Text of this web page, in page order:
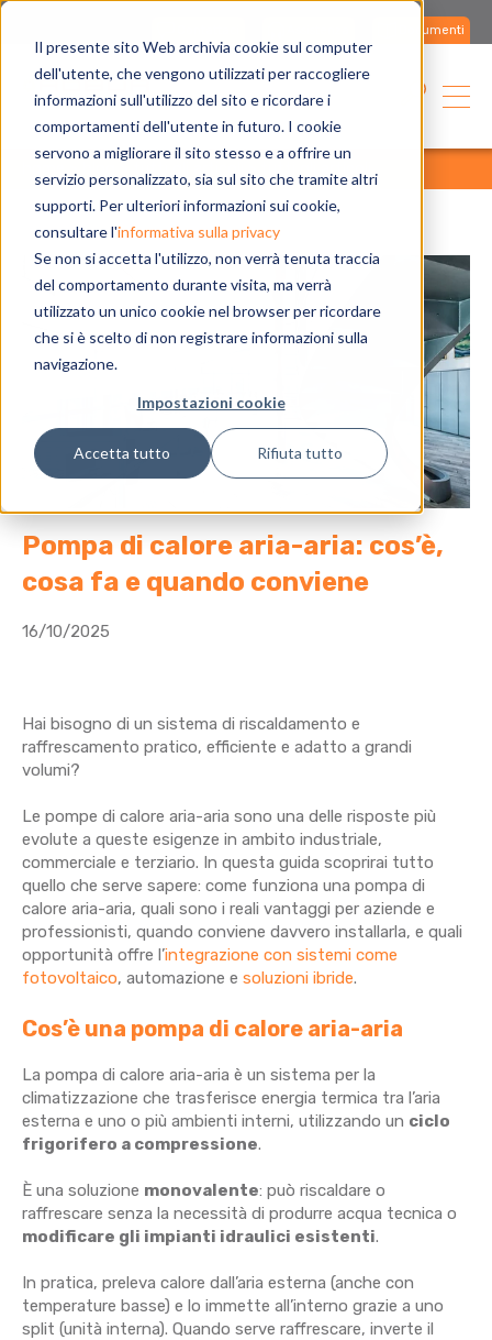
Il presente sito Web archivia cookie sul computer
dell'utente, che vengono utilizzati per raccogliere
informazioni sull'utilizzo del sito e ricordare i
comportamenti dell'utente in futuro. I cookie
servono a migliorare il sito stesso e a offrire un
servizio personalizzato, sia sul sito che tramite altri
supporti. Per ulteriori informazioni sui cookie,
consultare l'informativa sulla privacy
Se non si accetta l'utilizzo, non verrà tenuta traccia
del comportamento durante visita, ma verrà
utilizzato un unico cookie nel browser per ricordare
che si è scelto di non registrare informazioni sulla
navigazione.
Impostazioni cookie
Accetta tutto Rifiuta tutto
Documenti
Pompa di calore aria-aria: cos’è,
cosa fa e quando conviene
16/10/2025
Hai bisogno di un sistema di riscaldamento e
raffrescamento pratico, efficiente e adatto a grandi
volumi?
Le pompe di calore aria-aria sono una delle risposte più
evolute a queste esigenze in ambito industriale,
commerciale e terziario. In questa guida scoprirai tutto
quello che serve sapere: come funziona una pompa di
calore aria-aria, quali sono i reali vantaggi per aziende e
professionisti, quando conviene davvero installarla, e quali
opportunità offre l’integrazione con sistemi come
fotovoltaico, automazione e soluzioni ibride.
Cos’è una pompa di calore aria-aria
La pompa di calore aria-aria è un sistema per la
climatizzazione che trasferisce energia termica tra l’aria
esterna e uno o più ambienti interni, utilizzando un ciclo
frigorifero a compressione.
È una soluzione monovalente: può riscaldare o
raffrescare senza la necessità di produrre acqua tecnica o
modificare gli impianti idraulici esistenti.
In pratica, preleva calore dall’aria esterna (anche con
temperature basse) e lo immette all’interno grazie a uno
split (unità interna). Quando serve raffrescare, inverte il